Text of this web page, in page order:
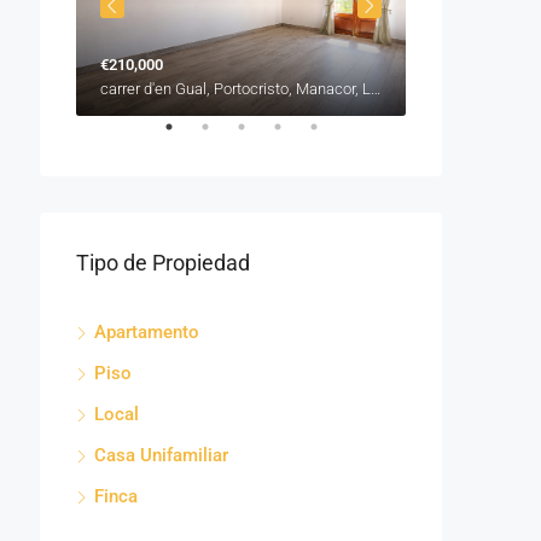
€210,000
carrer d'en Gual, Portocristo, Manacor, Llevant, Illes Balears, 07680, España
Tipo de Propiedad
Apartamento
Piso
Local
Casa Unifamiliar
Finca